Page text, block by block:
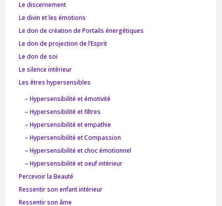
Le discernement
Le divin et les émotions
Le don de création de Portails énergétiques
Le don de projection de l’Esprit
Le don de soi
Le silence intérieur
Les êtres hypersensibles
– Hypersensibilité et émotivité
– Hypersensibilité et filtres
– Hypersensibilité et empathie
– Hypersensibilité et Compassion
– Hypersensibilité et choc émotionnel
– Hypersensibilité et oeuf intérieur
Percevoir la Beauté
Ressentir son enfant intérieur
Ressentir son âme